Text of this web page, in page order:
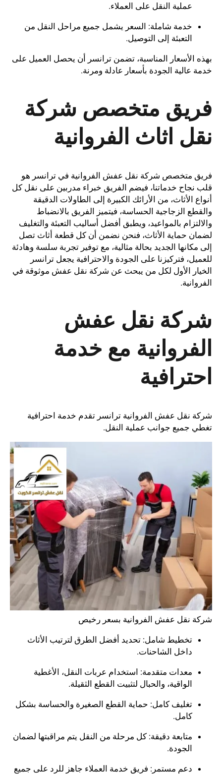
عملية النقل على العملاء.
خدمة شاملة: السعر يشمل جميع مراحل النقل من
التعبئة إلى التوصيل.
بهذه الأسعار المناسبة، تضمن ترانسر أن يحصل العميل على
خدمة عالية الجودة بأسعار عادلة ومرنة.
فريق متخصص شركة
نقل اثاث الفروانية
فريق متخصص شركة نقل عفش الفروانية في ترانسر هو
قلب نجاح خدماتنا، فيضم الفريق خبراء مدربين على نقل كل
أنواع الأثاث، من الأرائك الكبيرة إلى الطاولات الدقيقة
والقطع الزجاجية الحساسة، فيتميز الفريق بالانضباط
والالتزام بالمواعيد، ويطبق أفضل أساليب التعبئة والتغليف
لضمان حماية الأثاث، فنحن نضمن أن كل قطعة أثاث تصل
إلى مكانها الجديد بحالة مثالية، مع توفير تجربة سلسة وهادئة
للعميل، فتركيزنا على الجودة والاحترافية يجعل ترانسر
الخيار الأول لكل من يبحث عن شركة نقل عفش موثوقة في
الفروانية.
شركة نقل عفش
الفروانية مع خدمة
احترافية
شركة نقل عفش الفروانية ترانسر تقدم خدمة احترافية
تغطي جميع جوانب عملية النقل.
شركة نقل عفش الفروانية بسعر رخيص
تخطيط شامل: تحديد أفضل الطرق لترتيب الأثاث
داخل الشاحنات.
معدات متقدمة: استخدام عربات النقل، الأغطية
الواقية، والحبال لتثبيت القطع الثقيلة.
تغليف كامل: حماية القطع الصغيرة والحساسة بشكل
كامل.
متابعة دقيقة: كل مرحلة من النقل يتم مراقبتها لضمان
الجودة.
دعم مستمر: فريق خدمة العملاء جاهز للرد على جميع